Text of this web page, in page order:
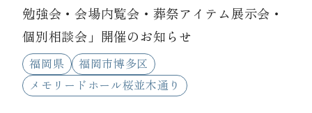
勉強会・会場内覧会・葬祭アイテム展示会・
個別相談会」開催のお知らせ
福岡県
福岡市博多区
メモリードホール桜並木通り